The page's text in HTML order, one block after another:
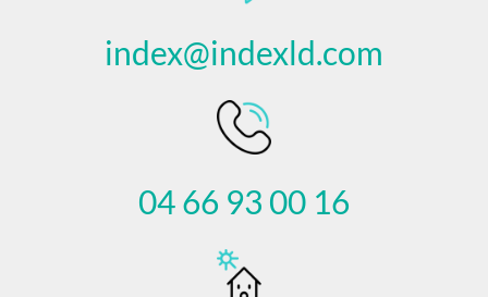
index@indexld.com
04 66 93 00 16